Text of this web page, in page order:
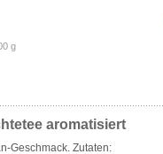
g
aromatisiert
Geschmack. Zutaten: